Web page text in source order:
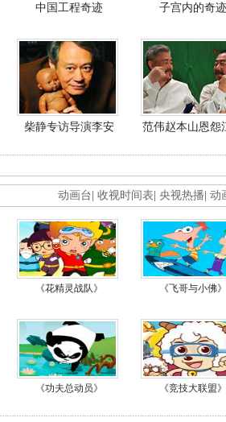
中国工程奇迹 子宫内的奇迹
柴静专访导演李安 范伟赵本山恩怨
动画台 收视时间表 央视热播 动
《花精灵战队》 《飞哥与小佛》
《功夫总动员》 《竞技大联盟》